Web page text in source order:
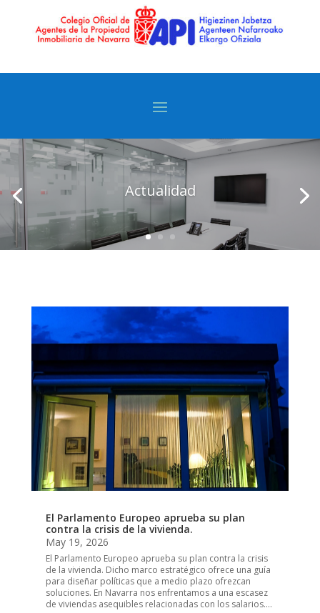
Actualidad
El Parlamento Europeo aprueba su plan
contra la crisis de la vivienda.
May 19, 2026
El Parlamento Europeo aprueba su plan contra la crisis
de la vivienda. Dicho marco estratégico ofrece una guía
para diseñar políticas que a medio plazo ofrezcan
soluciones. En Navarra nos enfrentamos a una escasez
de viviendas asequibles relacionadas con los salarios....